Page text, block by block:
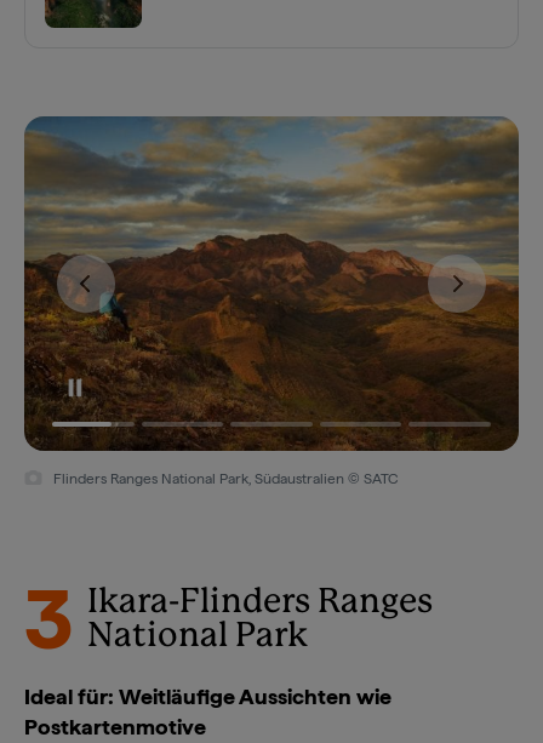
Flinders Ranges National Park, Südaustralien © SATC
3 Ikara-Flinders Ranges
National Park
Ideal für: Weitläufige Aussichten wie
Postkartenmotive